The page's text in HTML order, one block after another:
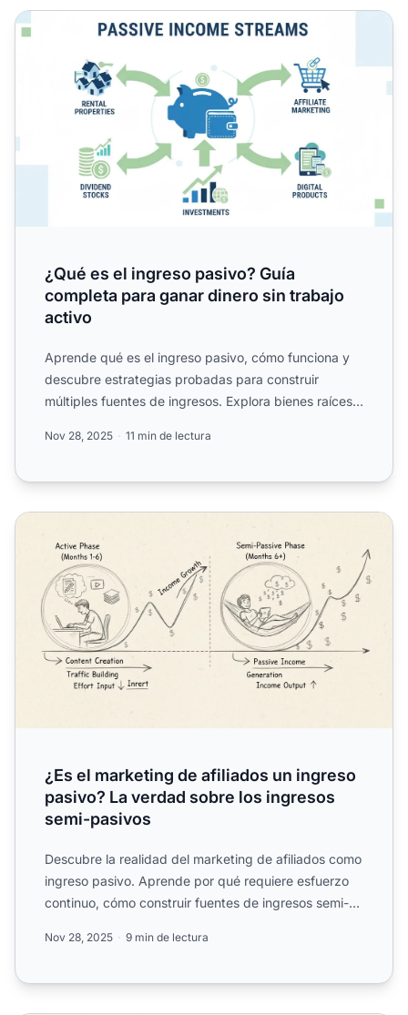
¿Qué es el ingreso pasivo? Guía completa para ganar
¿Qué es el ingreso pasivo? Guía
completa para ganar dinero sin trabajo
activo
Aprende qué es el ingreso pasivo, cómo funciona y
descubre estrategias probadas para construir
múltiples fuentes de ingresos. Explora bienes raíces,
Nov 28, 2025 11 min de lectura
¿Es el marketing de afiliados un ingreso pasivo? La
¿Es el marketing de afiliados un ingreso
pasivo? La verdad sobre los ingresos
semi-pasivos
Descubre la realidad del marketing de afiliados como
ingreso pasivo. Aprende por qué requiere esfuerzo
continuo, cómo construir fuentes de ingresos semi-
Nov 28, 2025 9 min de lectura